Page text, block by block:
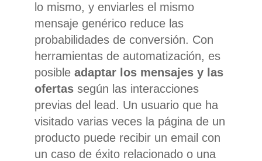
lo mismo, y enviarles el mismo
mensaje genérico reduce las
probabilidades de conversión. Con
herramientas de automatización, es
posible adaptar los mensajes y las
ofertas según las interacciones
previas del lead. Un usuario que ha
visitado varias veces la página de un
producto puede recibir un email con
un caso de éxito relacionado o una